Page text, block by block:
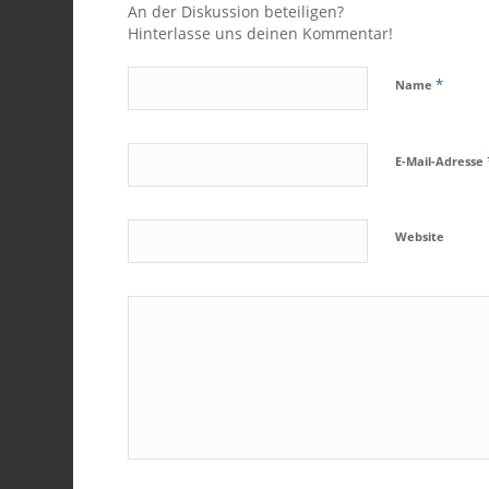
An der Diskussion beteiligen?
Hinterlasse uns deinen Kommentar!
Name*
E-Mail-Adresse
Website